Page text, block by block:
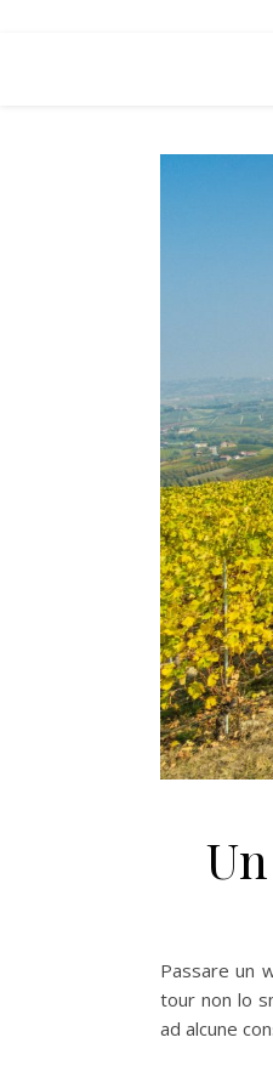
Passare un
tour non lo
ad alcune